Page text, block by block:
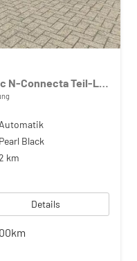
1.3 DIG-T MHEV 158 PS X-Tronic N-Connecta Teil-Leder PanoGlasdach Klimaautomatik Sitzheizung Lenkradheizung Navi ACC PDC v+h 360°Kamera DAB Bluetooth Touchscreen Apple CarPlay Android Auto 18"LM
Automatik
Pearl Black
km
Details